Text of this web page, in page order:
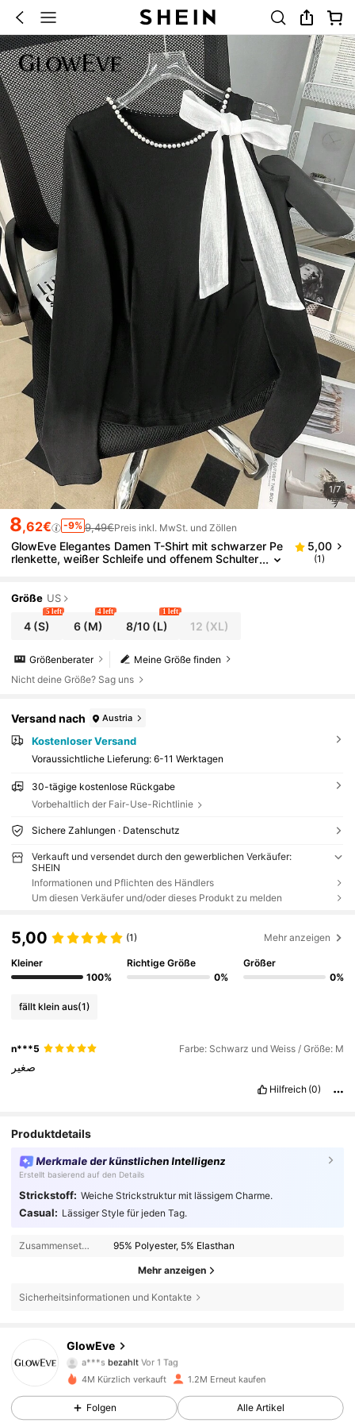
1/7
8,62€ -9% 9,49€Preis inkl. MwSt. und Zöllen
GlowEve Elegantes Damen T-Shirt mit schwarzer Pe
rlenkette, weißer Schleife und offenem Schulter
5,00
(1)
Größe US
4 (S)
5 left
6 (M)
4 left
8/10(L)
1 left
12 (XL)
Meine Größe finden
Größenberater
Nicht deine Größe? Sag uns
Versand nach Austria
Kostenloser Versand
Voraussichtliche Lieferung: 6-11 Werktagen
30-tägige kostenlose Rückgabe
Vorbehaltlich der Fair-Use-Richtlinie
Sichere Zahlungen · Datenschutz
Verkauft und versendet durch den gewerblichen Verkäufer:
SHEIN
Informationen und Pflichten des Händlers
Um diesen Verkäufer und/oder dieses Produkt zu melden
5,00 (1) Mehr anzeigen
Kleiner
100%
Richtige Größe
0%
Größer
0%
fällt klein aus(1)
n***5 Farbe: Schwarz und Weiss / Größe: M
صغير
Hilfreich (0)
Produktdetails
Merkmale der künstlichen Intelligenz
Erstellt basierend auf den Details
Strickstoff: Weiche Strickstruktur mit lässigem Charme.
Casual: Lässiger Style für jeden Tag.
Zusammensetzung: 95% Polyester, 5% Elasthan
Mehr anzeigen
Sicherheitsinformationen und Kontakte
GlowEve
4,70
820K Follower
a***sbezahlt
m***1 istVor 30 Minuten
4M Kürzlich verkauft 1.2M Erneut kaufen
Folgen Alle Artikel